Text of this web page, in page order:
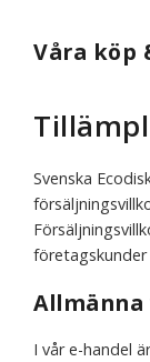
WEBSHOP
Våra köp
Svenska
I vår e-handel